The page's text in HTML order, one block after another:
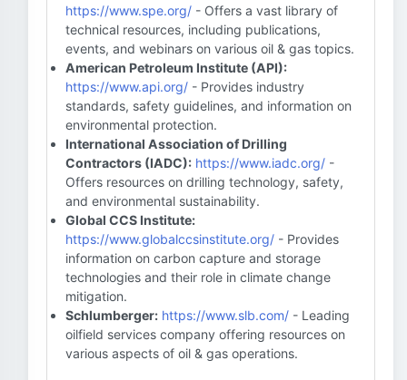
https://www.spe.org/ - Offers a vast library of
technical resources, including publications,
events, and webinars on various oil & gas topics.
American Petroleum Institute (API):
https://www.api.org/ - Provides industry
standards, safety guidelines, and information on
environmental protection.
International Association of Drilling
Contractors (IADC): https://www.iadc.org/ -
Offers resources on drilling technology, safety,
and environmental sustainability.
Global CCS Institute:
https://www.globalccsinstitute.org/ - Provides
information on carbon capture and storage
technologies and their role in climate change
mitigation.
Schlumberger: https://www.slb.com/ - Leading
oilfield services company offering resources on
various aspects of oil & gas operations.